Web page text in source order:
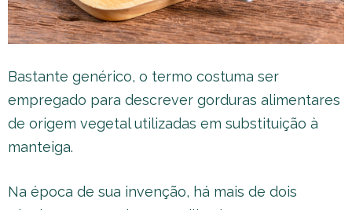
Bastante genérico, o termo costuma ser
empregado para descrever gorduras alimentares
de origem vegetal utilizadas em substituição à
manteiga.
Na época de sua invenção, há mais de dois